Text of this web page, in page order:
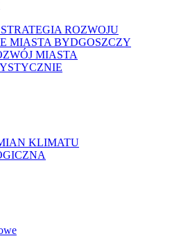
ROZWOJU
MIASTA BYDGOSZCZY
MIASTA
KLIMATU